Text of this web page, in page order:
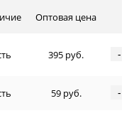
Оптовая цена
395 руб. -
59 руб. -